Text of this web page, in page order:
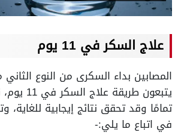
علاج السكر في 11 يوم
المصابين بداء السكرى من النوع
يتبعون
تمامًا وقد تحقق نتائج إيجابية للغاية،
في اتباع ما يلي:-